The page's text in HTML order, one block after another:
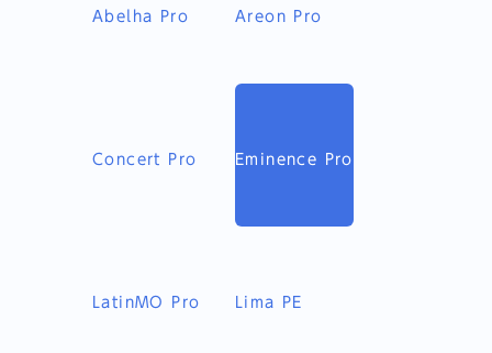
Abelha Pro Areon Pro
Concert Pro Eminence Pro
LatinMO Pro Lima PE